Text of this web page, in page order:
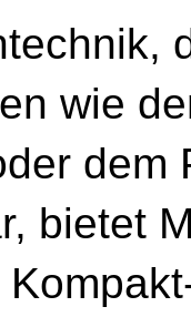
wie
dem
bietet